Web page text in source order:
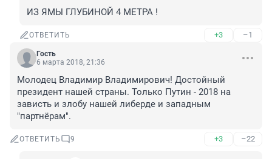
ИЗ ЯМЫ ГЛУБИНОЙ 4 МЕТРА !
ОТВЕТИТЬ +3 –1
Гость
6 марта 2018, 21:36
Молодец Владимир Владимирович! Достойный
президент нашей страны. Только Путин - 2018 на
зависть и злобу нашей либерде и западным
"партнёрам".
ОТВЕТИТЬ 9 +3 –22